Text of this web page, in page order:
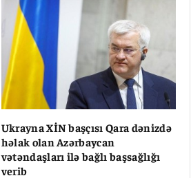
Ukrayna XİN başçısı Qara dənizdə
həlak olan Azərbaycan
vətəndaşları ilə bağlı başsağlığı
verib